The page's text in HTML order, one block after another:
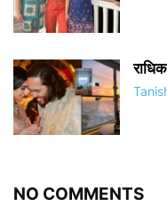
NO COMMENTS